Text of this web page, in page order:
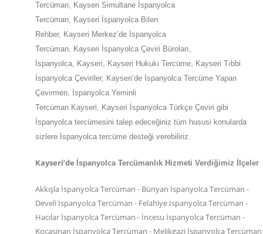
Tercüman, Kayseri Simultane İspanyolca
Tercüman, Kayseri İspanyolca Bilen
Rehber, Kayseri Merkez’de İspanyolca
Tercüman, Kayseri İspanyolca Çeviri Büroları,
İspanyolca, Kayseri, Kayseri Hukuki Tercüme, Kayseri Tıbbi
İspanyolca Çeviriler, Kayseri’de İspanyolca Tercüme Yapan
Çevirmen, İspanyolca Yeminli
Tercüman Kayseri, Kayseri İspanyolca Türkçe Çeviri gibi
İspanyolca tercümesini talep edeceğiniz tüm hususi konularda
sizlere İspanyolca tercüme desteği verebiliriz.
Kayseri’de İspanyolca Tercümanlık Hizmeti Verdiğimiz İlçeler
Akkışla İspanyolca Tercüman - Bünyan İspanyolca Tercüman -
Develi İspanyolca Tercüman - Felahiye İspanyolca Tercüman -
Hacılar İspanyolca Tercüman - İncesu İspanyolca Tercüman -
Kocasinan İspanyolca Tercüman - Melikgazi İspanyolca Tercüman